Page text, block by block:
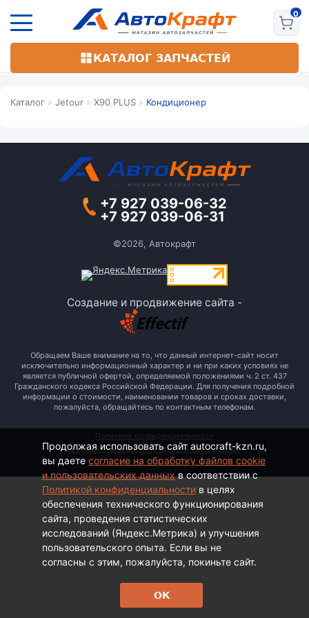
основному
КАТАЛОГ ЗАПЧАСТЕЙ
Каталог » Jetour » X90 PLUS » Кондиционер
+7 927 039-06-32
+7 927 039-06-31
©2026, Автокрафт
Создание и продвижение сайта -
Обращаем Ваше внимание на то, что данный интернет-сайт носит
исключительно информационный характер и ни при каких условиях не
является публичной офертой, определяемой положениями ч. 2 ст. 437
Гражданского кодекса Российской Федерации. Для получения подробной
информации о стоимости, наименовании товаров и сроках доставки,
пожалуйста, обращайтесь по контактным телефонам.
Политика конфиденциальности
Согласие на обработку персональных данных
Продолжая использовать сайт autocraft-kzn.ru,
вы даете согласие на обработку файлов cookie
и пользовательских данныхв соответствии с
Политикой конфиденциальностив целях
обеспечения технического функционирования
сайта, проведения статистических
исследований (Яндекс.Метрика) и улучшения
пользовательского опыта. Если вы не
согласны с этим, пожалуйста, покиньте сайт.
ОК